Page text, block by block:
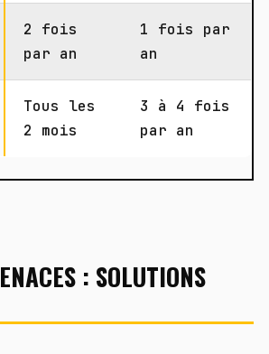
2 fois
par an
1 fois par
an
Tous les
2 mois
3 à 4 fois
par an
: SOLUTIONS